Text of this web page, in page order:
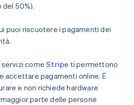
del 50%).
puoi riscuotere i pagamenti dei
servizi comeStripe ti permettono
accettare pagamenti online. È
e non richiede hardware
parte delle persone